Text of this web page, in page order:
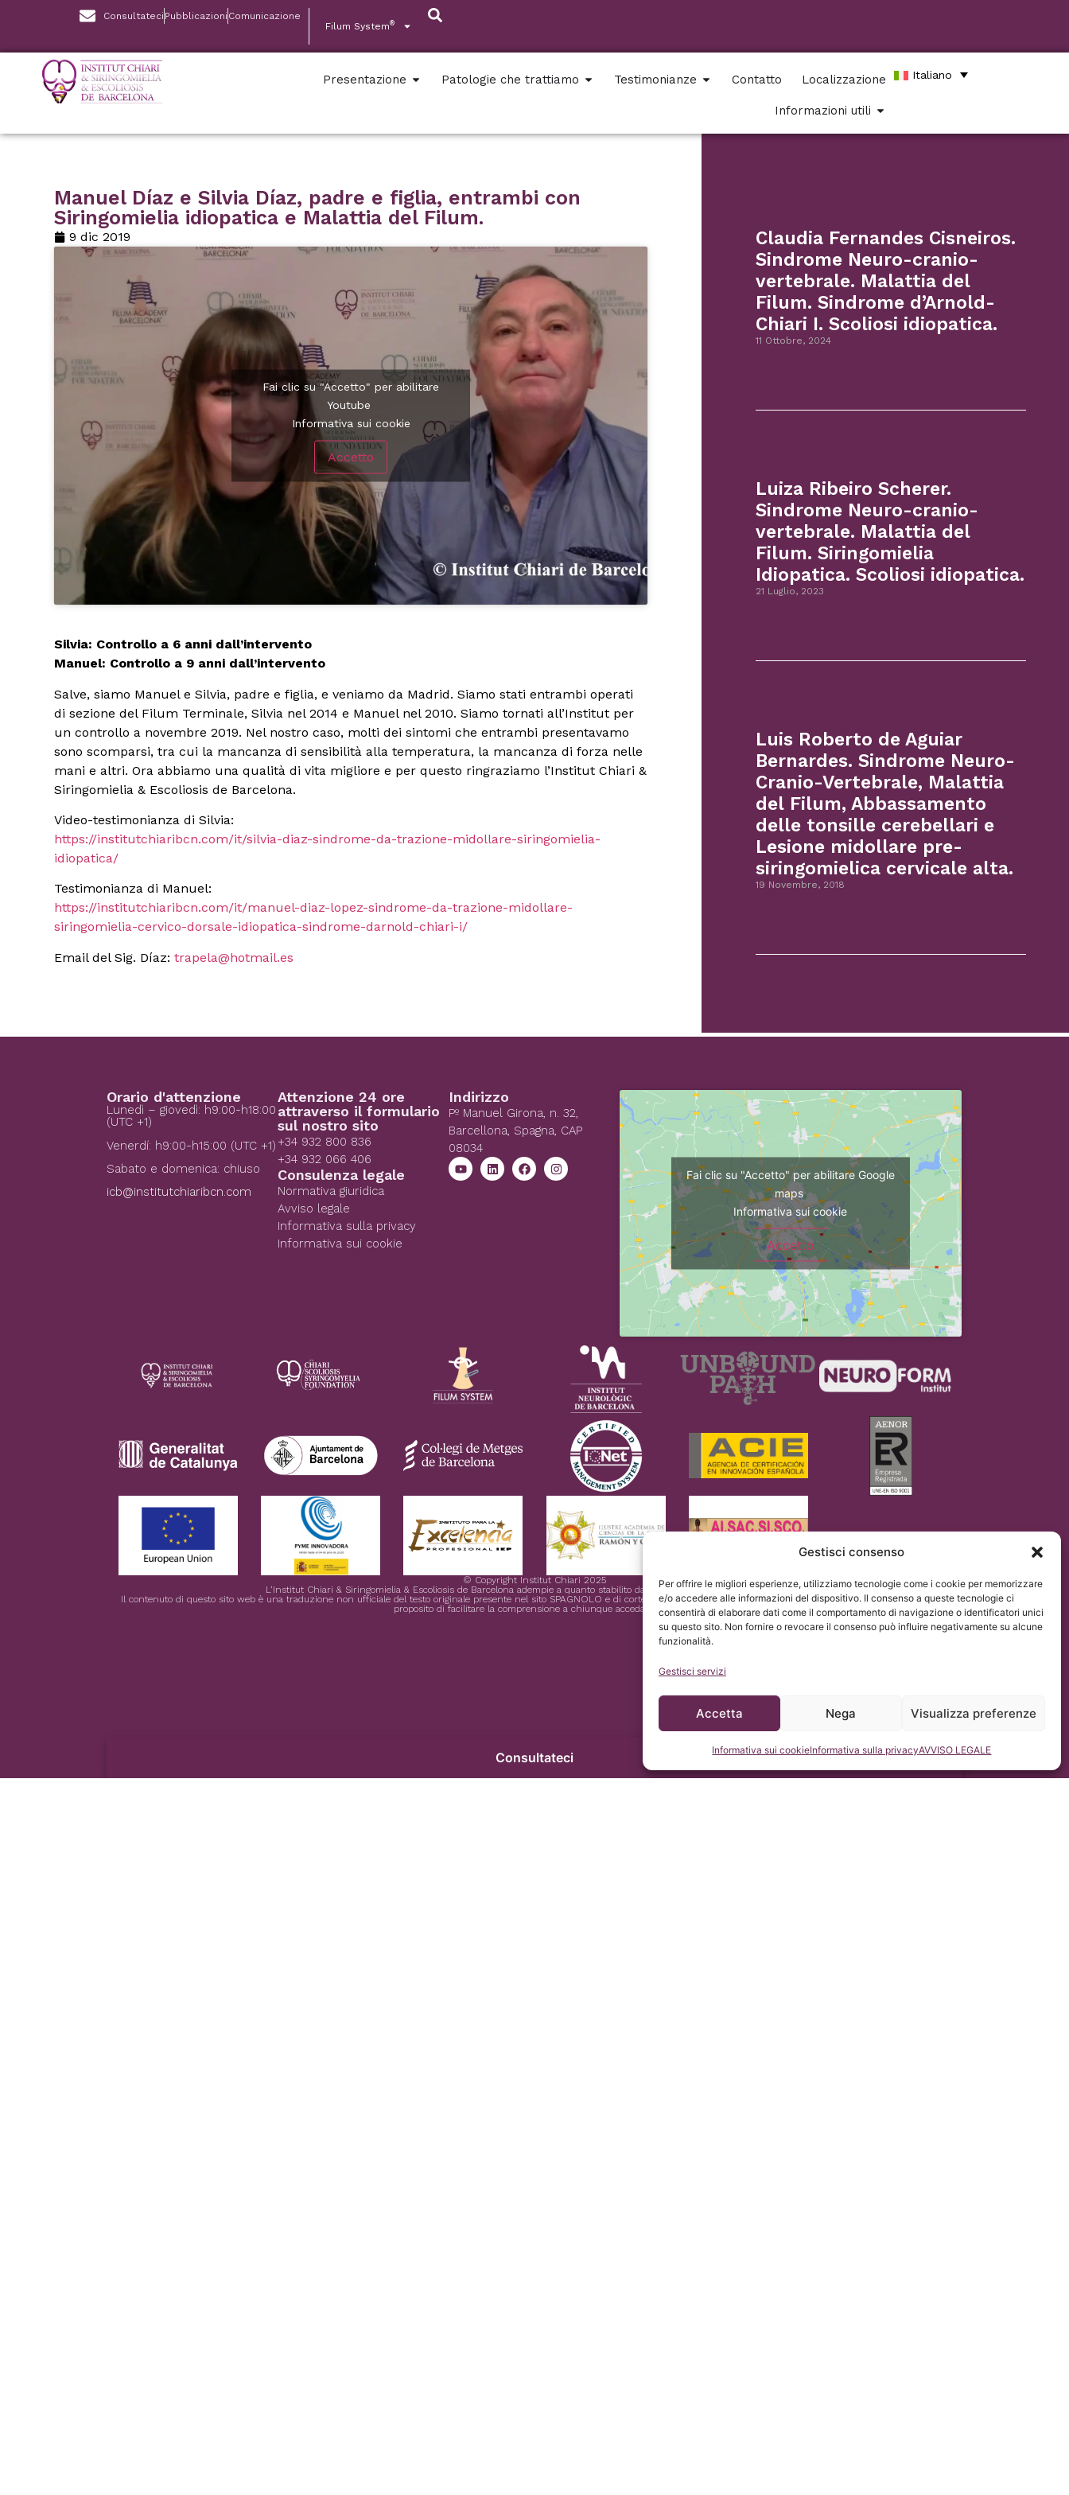
Gestisci consenso
Per offrire le migliori esperienze, utilizziamo tecnologie come i cookie per memorizzare
e/o accedere alle informazioni del dispositivo. Il consenso a queste tecnologie ci
consentirà di elaborare dati come il comportamento di navigazione o identificatori unici
su questo sito. Non fornire o revocare il consenso può influire negativamente su alcune
funzionalità.
Gestisci servizi
Accetta Nega Visualizza preferenze
Informativa sui cookieInformativa sulla privacyAVVISO LEGALE
Consultateci Pubblicazioni Comunicazione
Filum System®
Presentazione Patologie che trattiamo Testimonianze Contatto Localizzazione
Informazioni utili
Italiano
Manuel Díaz e Silvia Díaz, padre e figlia, entrambi con
Siringomielia idiopatica e Malattia del Filum.
9 dic 2019
Fai clic su "Accetto" per abilitare
Youtube
Informativa sui cookie
Accetto
Silvia: Controllo a 6 anni dall’intervento
Manuel: Controllo a 9 anni dall’intervento
Salve, siamo Manuel e Silvia, padre e figlia, e veniamo da Madrid. Siamo stati entrambi operati
di sezione del Filum Terminale, Silvia nel 2014 e Manuel nel 2010. Siamo tornati all’Institut per
un controllo a novembre 2019. Nel nostro caso, molti dei sintomi che entrambi presentavamo
sono scomparsi, tra cui la mancanza di sensibilità alla temperatura, la mancanza di forza nelle
mani e altri. Ora abbiamo una qualità di vita migliore e per questo ringraziamo l’Institut Chiari &
Siringomielia & Escoliosis de Barcelona.
Video-testimonianza di Silvia:
https://institutchiaribcn.com/it/silvia-diaz-sindrome-da-trazione-midollare-siringomielia-
idiopatica/
Testimonianza di Manuel:
https://institutchiaribcn.com/it/manuel-diaz-lopez-sindrome-da-trazione-midollare-
siringomielia-cervico-dorsale-idiopatica-sindrome-darnold-chiari-i/
Email del Sig. Díaz: trapela@hotmail.es
Claudia Fernandes Cisneiros.
Sindrome Neuro-cranio-
vertebrale. Malattia del
Filum. Sindrome d’Arnold-
Chiari I. Scoliosi idiopatica.
11 Ottobre, 2024
Luiza Ribeiro Scherer.
Sindrome Neuro-cranio-
vertebrale. Malattia del
Filum. Siringomielia
Idiopatica. Scoliosi idiopatica.
21 Luglio, 2023
Luis Roberto de Aguiar
Bernardes. Sindrome Neuro-
Cranio-Vertebrale, Malattia
del Filum, Abbassamento
delle tonsille cerebellari e
Lesione midollare pre-
siringomielica cervicale alta.
19 Novembre, 2018
Orario d'attenzione
Lunedì – giovedì: h9:00-h18:00
(UTC +1)
Venerdí: h9:00-h15:00 (UTC +1)
Sabato e domenica: chiuso
icb@institutchiaribcn.com
Attenzione 24 ore
attraverso il formulario
sul nostro sito
+34 932 800 836
+34 932 066 406
Consulenza legale
Normativa giuridica
Avviso legale
Informativa sulla privacy
Informativa sui cookie
Indirizzo
Pº Manuel Girona, n. 32,
Barcellona, Spagna, CAP
08034
Fai clic su "Accetto" per abilitare Google
maps
Informativa sui cookie
Accetto
© Copyright Institut Chiari 2025
L’Institut Chiari & Siringomielia & Escoliosis de Barcelona adempie a quanto stabilito dal Regolamento UE 2016/679 (GDPR).
Il contenuto di questo sito web è una traduzione non ufficiale del testo originale presente nel sito SPAGNOLO e di cortesia dell’Institut Chiari & Siringomielia & Escoliosis de Barcelona, con il
proposito di facilitare la comprensione a chiunque acceda al sito.
Consultateci